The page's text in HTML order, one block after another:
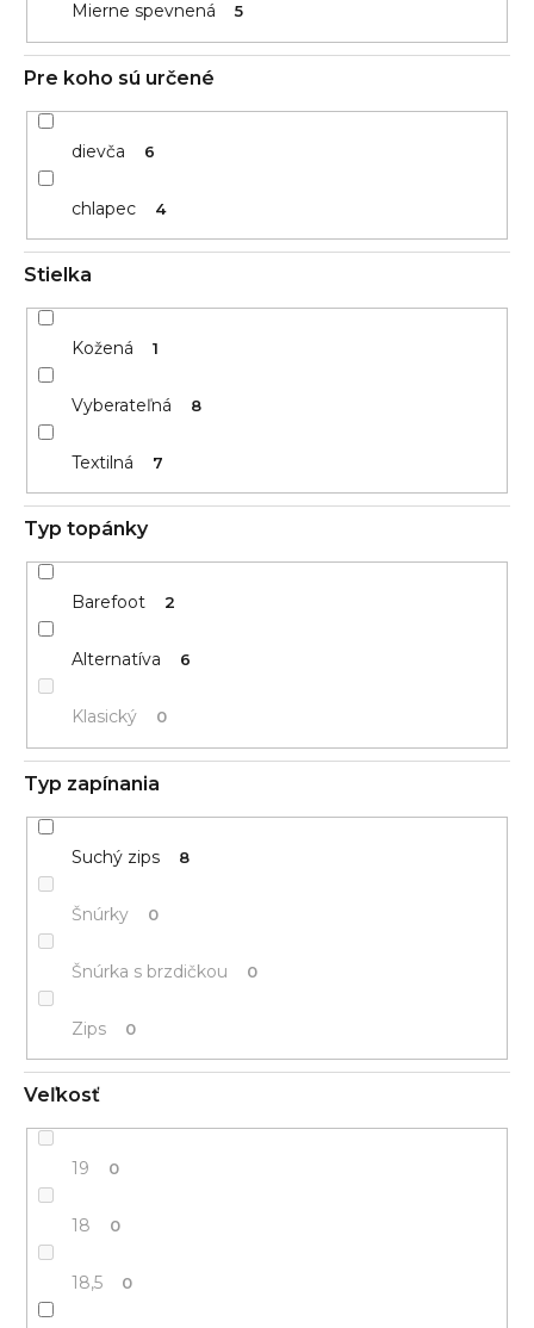
Mierne spevnená 5
Pre koho sú určené
dievča 6
chlapec 4
Stielka
Kožená 1
Vyberateľná 8
Textilná 7
Typ topánky
Barefoot 2
Alternatíva 6
Klasický 0
Typ zapínania
Suchý zips 8
Šnúrky 0
Šnúrka s brzdičkou 0
Zips 0
Veľkosť
19 0
18 0
18,5 0